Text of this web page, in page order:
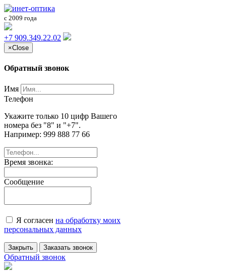
с 2009 года
+7 909.349.22.02
×Close
Обратный звонок
Имя
Телефон
Укажите только 10 цифр Вашего
номера без "8" и "+7".
Например: 999 888 77 66
Время звонка:
Сообщение
Я согласен на обработку моих
персональных данных
Закрыть Заказать звонок
Обратный звонок